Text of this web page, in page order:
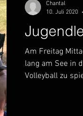
Am Freitag
lang am See in
Volleyball zu
Chantal
10. Juli 2020